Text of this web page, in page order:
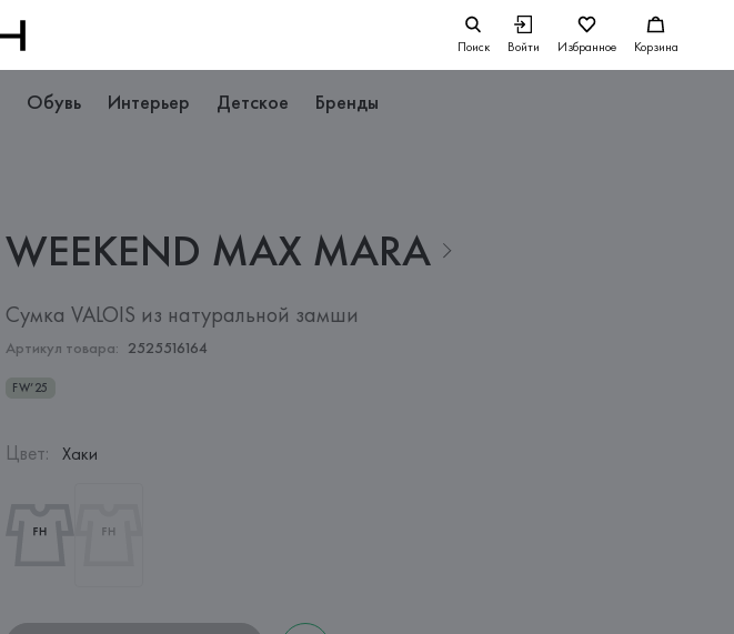
Поиск Войти Избранное Корзина
Обувь Интерьер Детское Бренды
WEEKEND MAX MARA
Сумка VALOIS из натуральной замши
Артикул товара: 2525516164
FW’25
Цвет: Хаки